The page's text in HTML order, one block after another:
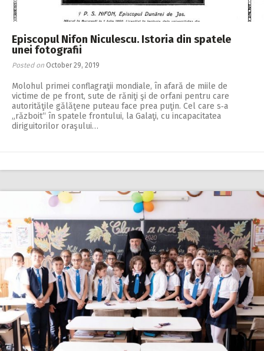
Episcopul Nifon Niculescu. Istoria din spatele
unei fotografii
Posted on October 29, 2019
Molohul primei con­­flagraţii mondia­le, în afară de miile de
victime de pe front, sute de răniţi şi de orfani pentru care
autorităţile gălăţene puteau face prea puţin. Cel care s‑a
„războit“ în spatele frontului, la Galaţi, cu incapacitatea
diriguitorilor oraşului…